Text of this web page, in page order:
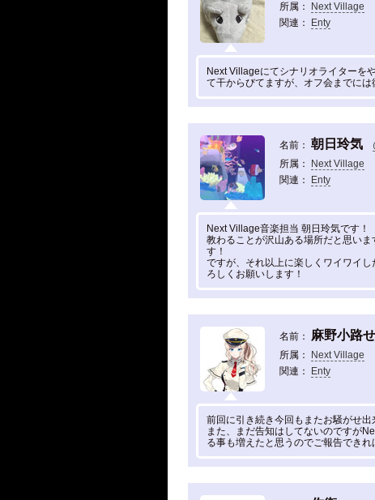
所属：
Next Village
関連：
Enty
Next Villageにてシナリオライターを
て干からびてますが、オフ会までに
名前： 朝日玲気
所属：
Next Village
関連：
Enty
Next Village音楽担当 朝日玲気です！
教わることが沢山ある場所だと思い
す！
ですが、それ以上に楽しくワイワイ
ろしくお願いします！
名前： 麻野小路
所属：
Next Village
関連：
Enty
前回に引き続き今回もまたお騒がせ出
また、まだ告知はしてないのですが
る事も増えたと思うのでご報告でき